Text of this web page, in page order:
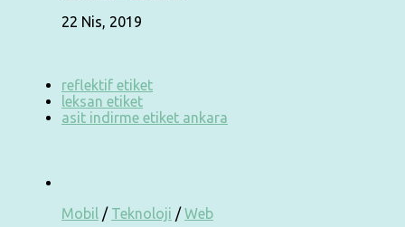
22 Nis, 2019
reflektif etiket
leksan etiket
asit indirme etiket ankara
Mobil / Teknoloji /Web